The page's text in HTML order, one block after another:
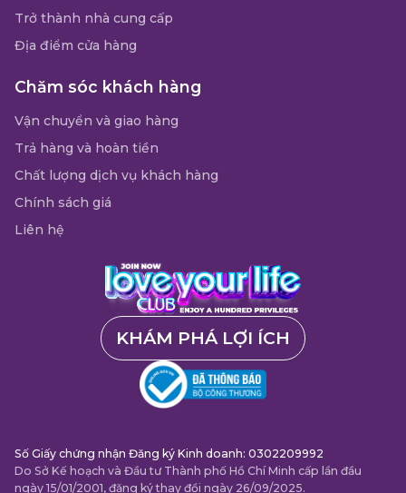
Trở thành nhà cung cấp
Địa điểm cửa hàng
Chăm sóc khách hàng
Vận chuyển và giao hàng
Trả hàng và hoàn tiền
Chất lượng dịch vụ khách hàng
Chính sách giá
Liên hệ
KHÁM PHÁ LỢI ÍCH
Số Giấy chứng nhận Đăng ký Kinh doanh: 0302209992
Do Sở Kế hoạch và Đầu tư Thành phố Hồ Chí Minh cấp lần đầu
ngày 15/01/2001, đăng ký thay đổi ngày 26/09/2025.